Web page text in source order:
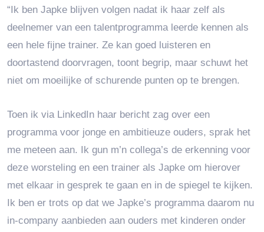
“Ik ben Japke blijven volgen nadat ik haar zelf als
deelnemer van een talentprogramma leerde kennen als
een hele fijne trainer. Ze kan goed luisteren en
doortastend doorvragen, toont begrip, maar schuwt het
niet om moeilijke of schurende punten op te brengen.
Toen ik via LinkedIn haar bericht zag over een
programma voor jonge en ambitieuze ouders, sprak het
me meteen aan. Ik gun m’n collega’s de erkenning voor
deze worsteling en een trainer als Japke om hierover
met elkaar in gesprek te gaan en in de spiegel te kijken.
Ik ben er trots op dat we Japke’s programma daarom nu
in-company aanbieden aan ouders met kinderen onder